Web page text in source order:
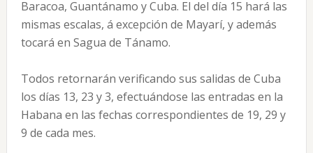
Baracoa, Guantánamo y Cuba. El del día 15 hará las
mismas escalas, á excepción de Mayarí, y además
tocará en Sagua de Tánamo.
Todos retornarán verificando sus salidas de Cuba
los días 13, 23 y 3, efectuándose las entradas en la
Habana en las fechas correspondientes de 19, 29 y
9 de cada mes.